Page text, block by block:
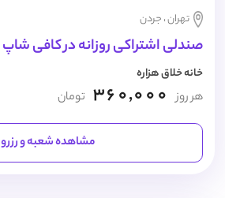
تهران ، جردن
صندلی اشتراکی روزانه در کافی شاپ
خانه خلاق هزاره
هر روز 360,000 تومان
مشاهده شعبه و رزرو